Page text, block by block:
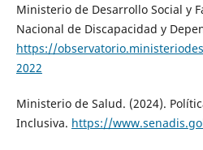
Ministerio de Desarrollo Social y
Nacional de Discapacidad y
https://
2022
Ministerio de Salud. (2024).
Inclusiva. https://